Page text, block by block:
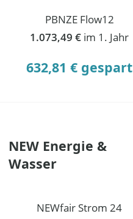
PBNZE Flow12
1.073,49 € im 1. Jahr
632,81 € gespart
NEW Energie &
Wasser
NEWfair Strom 24